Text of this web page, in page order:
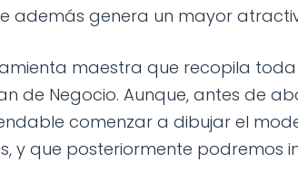
además genera un mayor
maestra que recopila
de Negocio. Aunque, antes de
comenzar a dibujar el
y que posteriormente podremos